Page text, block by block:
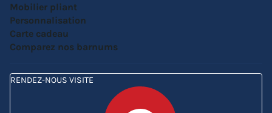
Mobilier pliant
Personnalisation
Carte cadeau
Comparez nos barnums
RENDEZ-NOUS VISITE